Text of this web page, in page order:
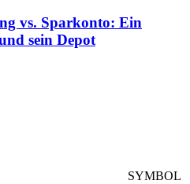
vs. Sparkonto: Ein
sein Depot
SYMBOL